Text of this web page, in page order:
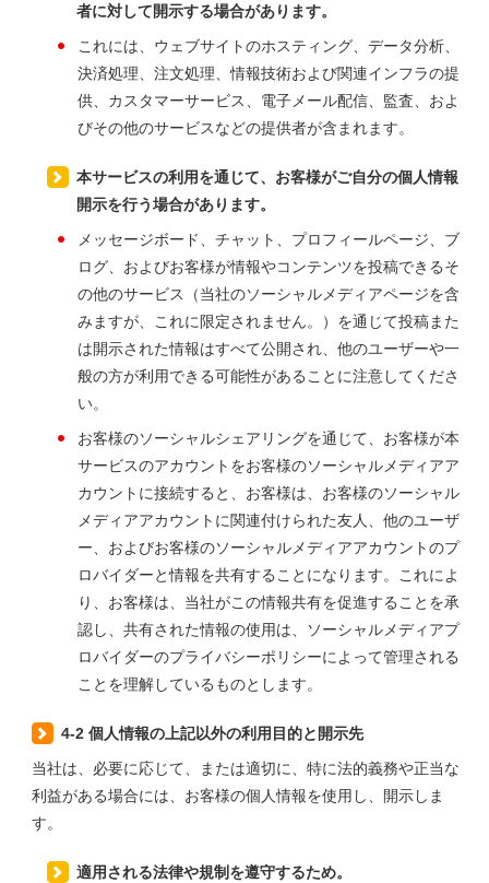
者に対して開示する場合があります。
これには、ウェブサイトのホスティング、データ分析、
決済処理、注文処理、情報技術および関連インフラの提
供、カスタマーサービス、電子メール配信、監査、およ
びその他のサービスなどの提供者が含まれます。
本サービスの利用を通じて、お客様がご自分の個人情報
開示を行う場合があります。
メッセージボード、チャット、プロフィールページ、ブ
ログ、およびお客様が情報やコンテンツを投稿できるそ
の他のサービス（当社のソーシャルメディアページを含
みますが、これに限定されません。）を通じて投稿また
は開示された情報はすべて公開され、他のユーザーや一
般の方が利用できる可能性があることに注意してくださ
い。
お客様のソーシャルシェアリングを通じて、お客様が本
サービスのアカウントをお客様のソーシャルメディアア
カウントに接続すると、お客様は、お客様のソーシャル
メディアアカウントに関連付けられた友人、他のユーザ
ー、およびお客様のソーシャルメディアアカウントのプ
ロバイダーと情報を共有することになります。これによ
り、お客様は、当社がこの情報共有を促進することを承
認し、共有された情報の使用は、ソーシャルメディアプ
ロバイダーのプライバシーポリシーによって管理される
ことを理解しているものとします。
4-2 個人情報の上記以外の利用目的と開示先
当社は、必要に応じて、または適切に、特に法的義務や正当な
利益がある場合には、お客様の個人情報を使用し、開示しま
す。
適用される法律や規制を遵守するため。